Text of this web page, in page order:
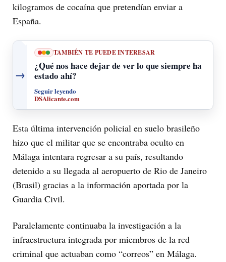
kilogramos de cocaína que pretendían enviar a
España.
→
TAMBIÉN TE PUEDE INTERESAR
¿Qué nos hace dejar de ver lo que siempre ha
estado ahí?
Seguir leyendo
DSAlicante.com
Esta última intervención policial en suelo brasileño
hizo que el militar que se encontraba oculto en
Málaga intentara regresar a su país, resultando
detenido a su llegada al aeropuerto de Rio de Janeiro
(Brasil) gracias a la información aportada por la
Guardia Civil.
Paralelamente continuaba la investigación a la
infraestructura integrada por miembros de la red
criminal que actuaban como “correos” en Málaga.